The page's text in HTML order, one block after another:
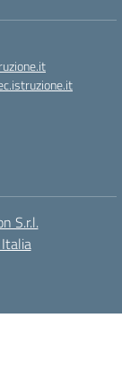
S.r.l.